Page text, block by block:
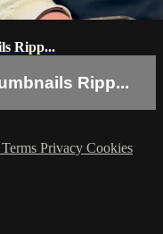
Ripp...
Ripp...
Terms Privacy Cookies